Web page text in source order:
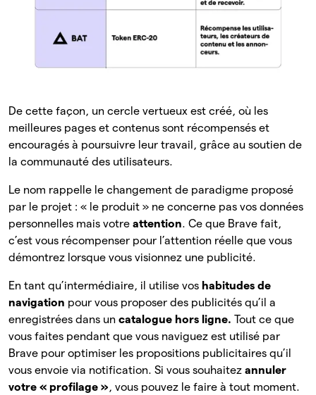
De cette façon, un cercle vertueux est créé, où les
meilleures pages et contenus sont récompensés et
encouragés à poursuivre leur travail, grâce au soutien de
la communauté des utilisateurs.
Le nom rappelle le changement de paradigme proposé
par le projet : « le produit » ne concerne pas vos données
personnelles mais votre attention. Ce que Brave fait,
c’est vous récompenser pour l’attention réelle que vous
démontrez lorsque vous visionnez une publicité.
En tant qu’intermédiaire, il utilise vos habitudes de
navigation pour vous proposer des publicités qu’il a
enregistrées dans un catalogue hors ligne. Tout ce que
vous faites pendant que vous naviguez est utilisé par
Brave pour optimiser les propositions publicitaires qu’il
vous envoie via notification. Si vous souhaitez annuler
votre « profilage », vous pouvez le faire à tout moment.